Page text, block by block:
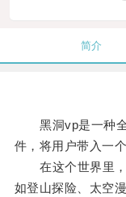
简介
黑洞vp是一种全
件，将用户带入一
在这个世界里，
如登山探险、太空